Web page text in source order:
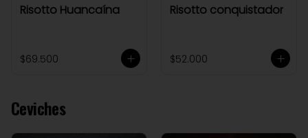
Risotto Huancaína
$69.500
Risotto conquistador
$52.000
Ceviches